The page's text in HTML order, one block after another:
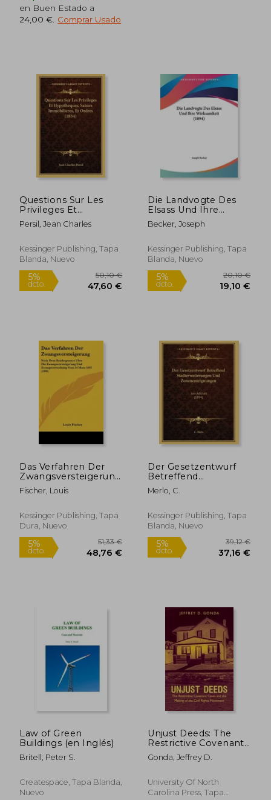
5%
dcto.
63,45 €
60,28 €
en Buen Estado a
24,00 € Comprar Usado
5%
dcto.
Questions Sur Les
Privileges Et
Hypotheques, Saisies
Immobilieres, Et
Francés)
Persil, Jean Charles
Kessinger Publishing, Tapa
Blanda, Nuevo
Die Landvogte Des
Elsass Und Ihre
Wirksamkeit (1894)
(en Alemán)
Becker, Joseph
Kessinger Publishing, Tapa
Blanda, Nuevo
5%
dcto.
Das Verfahren Der
Zwangsversteigerung:
Nach Dem
Reichsgesetze Uber
Zwangsversteigerung
Und
Vom 24 Marz 1897
(1906) (en Alemán)
Fischer, Louis
Kessinger Publishing, Tapa
Dura, Nuevo
Der Gesetzentwurf
Betreffend
Stadterweiterungen
Und
Lex Adickes (1894)
(en Alemán)
Merlo, C.
Kessinger Publishing, Tapa
Blanda, Nuevo
Law of Green
Buildings (en Inglés)
Britell, Peter S.
Createspace, Tapa Blanda,
Nuevo
Unjust Deeds: The
Restrictive Covenant
Cases and the Making
of the Civil Rights
Inglés)
Gonda, Jeffrey D.
University Of North
Carolina Press, Tapa